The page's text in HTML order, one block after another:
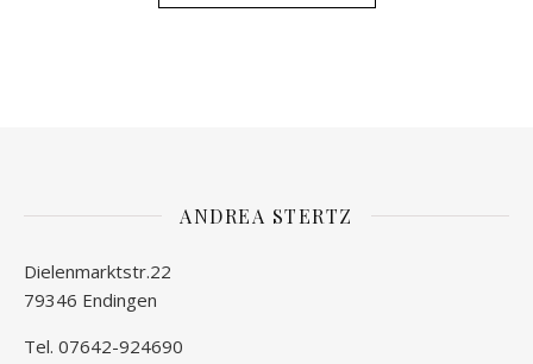
ANDREA STERTZ
Dielenmarktstr.22
79346 Endingen
Tel. 07642-924690